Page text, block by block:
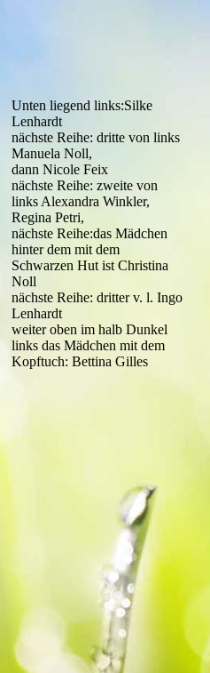
Unten liegend links:Silke
Lenhardt
nächste Reihe: dritte von links
Manuela Noll,
dann Nicole Feix
nächste Reihe: zweite von
links Alexandra Winkler,
Regina Petri,
nächste Reihe:das Mädchen
hinter dem mit dem
Schwarzen Hut ist Christina
Noll
nächste Reihe: dritter v. l. Ingo
Lenhardt
weiter oben im halb Dunkel
links das Mädchen mit dem
Kopftuch: Bettina Gilles